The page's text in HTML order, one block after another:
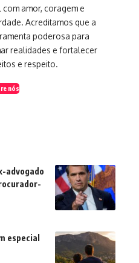
com amor, coragem e
Acreditamos que a
poderosa para
realidades e fortalecer
e respeito.
nós
advogado
especial